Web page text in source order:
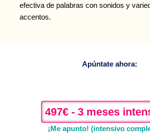
efectiva de palabras con sonidos y
accentos.
Apúntate ahora:
497€ - 3 meses
¡Me apunto! (intensivo